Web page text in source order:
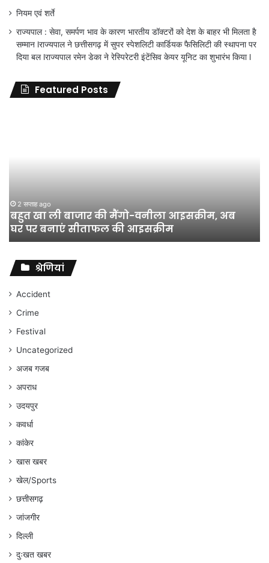
नियम एवं शर्ते
राज्यपाल : सेवा, समर्पण भाव के कारण भारतीय डॉक्टरों को देश के बाहर भी मिलता है
सम्मान lराज्यपाल ने छत्तीसगढ़ में सुपर स्पेशलिटी कार्डियक फैसिलिटी की स्थापना पर
दिया बल lराज्यपाल रमेन डेका ने रेस्पिरेटरी इंटेंसिव केयर यूनिट का शुभारंभ किया l
Featured Posts
शिक्षा
विभाग
के
विवादों
संघर्ष
जारी
रहेगा
अंकित
गौरहा
जून 11, 2026
जिला शिक्षा अधिकारी का तबादला हुआ, लेकिन शिक्षा
विभाग के विवादों पर संघर्ष जारी रहेगा : अंकित गौरहा
श्रेणियां
Accident
Crime
Festival
Uncategorized
अजब गजब
अपराध
उदयपुर
कवर्धा
कांकेर
खास खबर
खेल/Sports
छत्तीसगढ़
जांजगीर
दिल्ली
दुःखत खबर